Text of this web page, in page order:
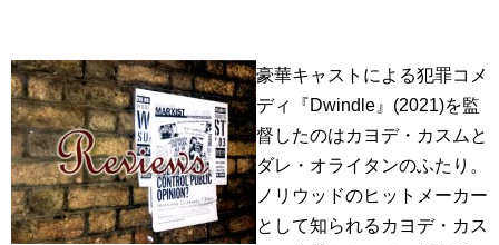
豪華キャストによる犯罪コメ
ディ『Dwindle』(2021)を監
督したのはカヨデ・カスムと
ダレ・オライタンのふたり。
ノリウッドのヒットメーカー
として知られるカヨデ・カス